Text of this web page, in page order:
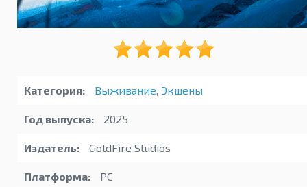
Категория: Выживание, Экшены
Год выпуска: 2025
Издатель: GoldFire Studios
Платформа: PC